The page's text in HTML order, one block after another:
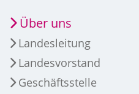
Über uns
Landesleitung
Landesvorstand
Geschäftsstelle